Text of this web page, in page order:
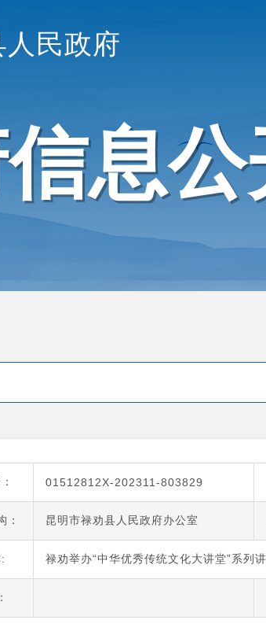
民政府
息公
01512812X-202311-803829
： 昆明市禄劝县人民政府办公室
禄劝举办“中华优秀传统文化大讲堂”系列